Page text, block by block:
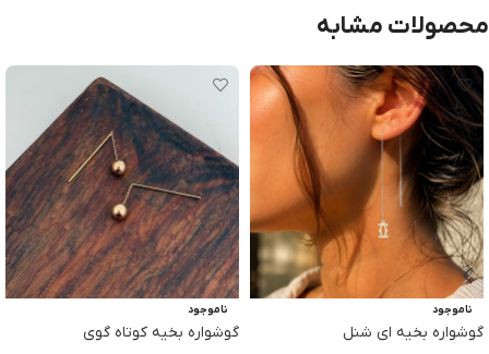
محصولات مشابه
ناموجود
گوشواره بخیه ای شنل
ناموجود
گوشواره بخیه کوتاه گوی